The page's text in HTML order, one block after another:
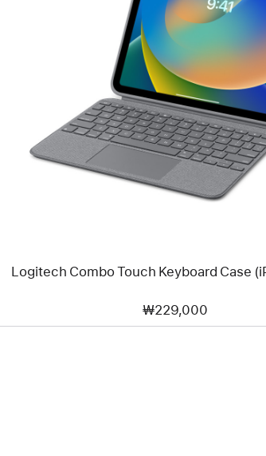
이전
이미지
-
Logitech
Combo
Touch
Keyboard
Case
(iPad
A16
Logitech Combo Touch Keyboard Case
₩229,000